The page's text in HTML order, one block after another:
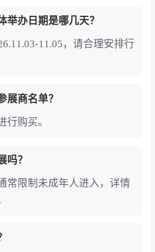
举办日期是哪几天？
11.05，请合理安排行
展商名单？
行购买。
吗？
常限制未成年人进入，详情